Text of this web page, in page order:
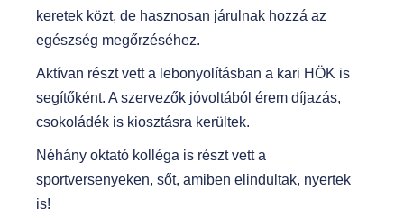
keretek közt, de hasznosan járulnak hozzá az
egészség megőrzéséhez.
Aktívan részt vett a lebonyolításban a kari HÖK is
segítőként. A szervezők jóvoltából érem díjazás,
csokoládék is kiosztásra kerültek.
Néhány oktató kolléga is részt vett a
sportversenyeken, sőt, amiben elindultak, nyertek
is!